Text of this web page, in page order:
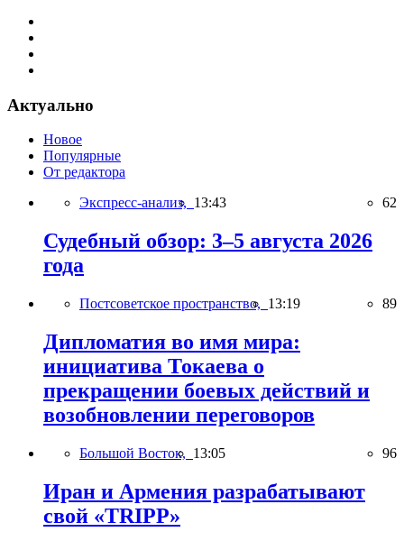
Актуально
Новое
Популярные
От редактора
Экспресс-анализ, 13:43 62
Судебный обзор: 3–5 августа 2026
года
Постсоветское пространство, 13:19 89
Дипломатия во имя мира:
инициатива Токаева о
прекращении боевых действий и
возобновлении переговоров
Большой Восток, 13:05 96
Иран и Армения разрабатывают
свой «TRIPP»